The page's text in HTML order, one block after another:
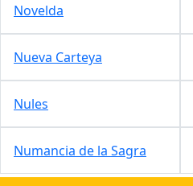
Novelda
Nueva Carteya
Nules
Numancia de la Sagra